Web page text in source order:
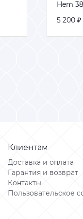
Hem
5 200 ₽
Hem
5 200 ₽
Клиентам
Доставка и оплата
Гарантия и возврат
Контакты
Пользовательское